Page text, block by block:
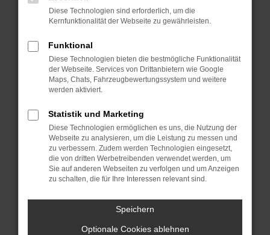
können das Laden bestimmter Seiten
verhindern. Funktioniert die Seite in einem
Fenster?
Starte dein Gerät neu.
Das kann manchmal helfen, vorübergehende
Probleme zu beheben.
Betriebssystem auf dem neuesten Stand
sind.
Veraltete Software birgt nicht nur ein
Sicherheitsrisiko, sondern kann auch dazu
führen, dass bestimmte Funktionen nicht mehr
unterstützt werden.
Wende dich an den Webseitenbetreiber.
Wenn du alle oben genannten Schritte versucht
hast, kontaktiere uns bitte. Wir werden
Diese Technologien sind erforderlich, um die
Kernfunktionalität der Webseite zu gewährleisten.
Funktional
Diese Technologien bieten die bestmögliche Funktionalität
der Webseite. Services von Drittanbietern wie Google
Maps, Chats, Fahrzeugbewertungssystem und weitere
werden aktiviert.
Statistik und Marketing
Diese Technologien ermöglichen es uns, die Nutzung der
Webseite zu analysieren, um die Leistung zu messen und
zu verbessern. Zudem werden Technologien eingesetzt,
die von dritten Werbetreibenden verwendet werden, um
Sie auf anderen Webseiten zu verfolgen und um Anzeigen
zu schalten, die für Ihre Interessen relevant sind.
Speichern
Optionale Cookies ablehnen